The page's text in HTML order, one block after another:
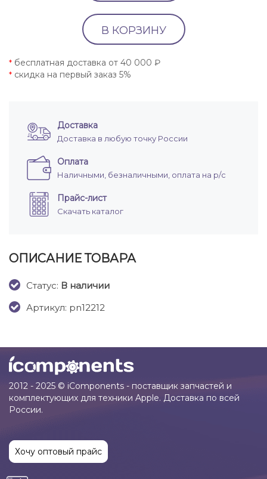
В КОРЗИНУ
* бесплатная доставка от 40 000 ₽
* скидка на первый заказ 5%
Доставка
Доставка в любую точку России
Оплата
Наличными, безналичными, оплата на р/с
Прайс-лист
Скачать каталог
ОПИСАНИЕ ТОВАРА
Cтатус: В наличии
Артикул: pn12212
2012 - 2025 © iComponents - поставщик запчастей и
комплектующих для техники Apple. Доставка по всей
России.
Хочу оптовый прайс